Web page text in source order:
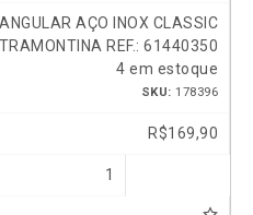
AÇO INOX CLASSIC
REF.: 61440350
4 em estoque
SKU: 178396
R$169,90
1